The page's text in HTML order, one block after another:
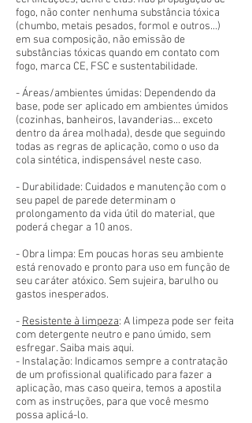
fogo, não conter nenhuma substância tóxica
(chumbo, metais pesados, formol e outros...)
em sua composição, não emissão de
substâncias tóxicas quando em contato com
fogo, marca CE, FSC e sustentabilidade.
- Áreas/ambientes úmidas: Dependendo da
base, pode ser aplicado em ambientes úmidos
(cozinhas, banheiros, lavanderias... exceto
dentro da área molhada), desde que seguindo
todas as regras de aplicação, como o uso da
cola sintética, indispensável neste caso.
- Durabilidade: Cuidados e manutenção com o
seu papel de parede determinam o
prolongamento da vida útil do material, que
poderá chegar a 10 anos.
- Obra limpa: Em poucas horas seu ambiente
está renovado e pronto para uso em função de
seu caráter atóxico. Sem sujeira, barulho ou
gastos inesperados.
- Resistente à limpeza: A limpeza pode ser feita
com detergente neutro e pano úmido, sem
esfregar. Saiba mais aqui.
- Instalação: Indicamos sempre a contratação
de um profissional qualificado para fazer a
aplicação, mas caso queira, temos a apostila
com as instruções, para que você mesmo
possa aplicá-lo.